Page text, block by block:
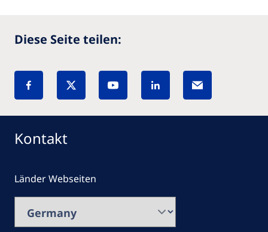
Diese Seite teilen:
Kontakt
Länder Webseiten